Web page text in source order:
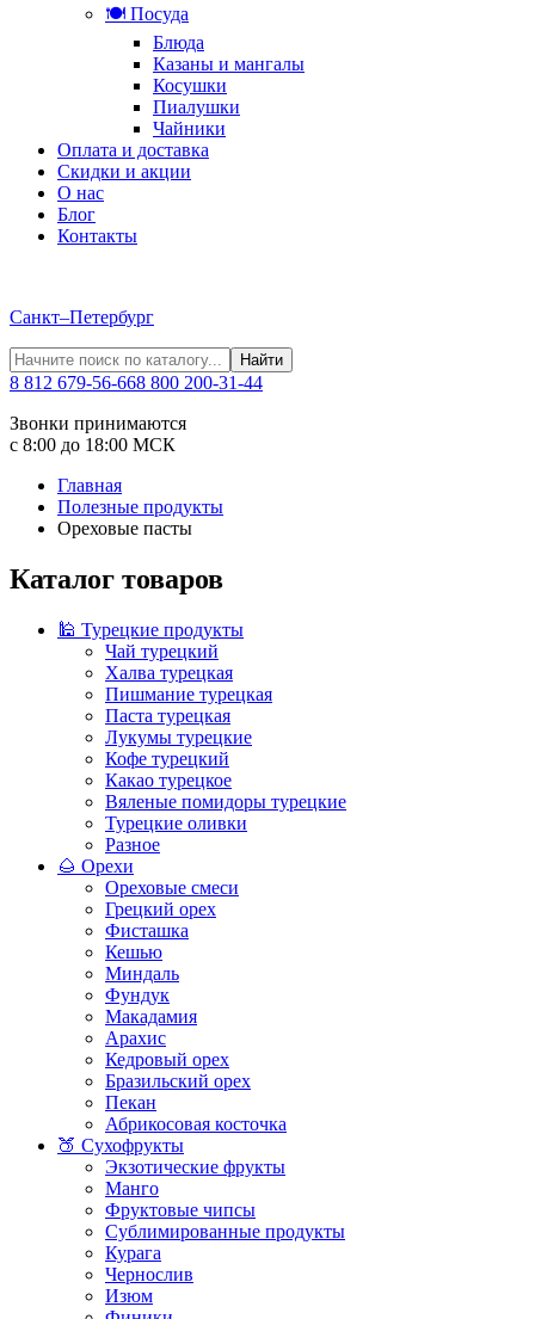
🍽️ Посуда
Блюда
Казаны и мангалы
Косушки
Пиалушки
Чайники
Оплата и доставка
Скидки и акции
О нас
Блог
Контакты
Санкт–Петербург
Найти
8 812 679-56-668 800 200-31-44
Звонки принимаются
с 8:00 до 18:00 МСК
Главная
Полезные продукты
Ореховые пасты
Каталог товаров
🕌 Турецкие продукты
Чай турецкий
Халва турецкая
Пишмание турецкая
Паста турецкая
Лукумы турецкие
Кофе турецкий
Какао турецкое
Вяленые помидоры турецкие
Турецкие оливки
Разное
🌰 Орехи
Ореховые смеси
Грецкий орех
Фисташка
Кешью
Миндаль
Фундук
Макадамия
Арахис
Кедровый орех
Бразильский орех
Пекан
Абрикосовая косточка
🍑 Сухофрукты
Экзотические фрукты
Манго
Фруктовые чипсы
Сублимированные продукты
Курага
Чернослив
Изюм